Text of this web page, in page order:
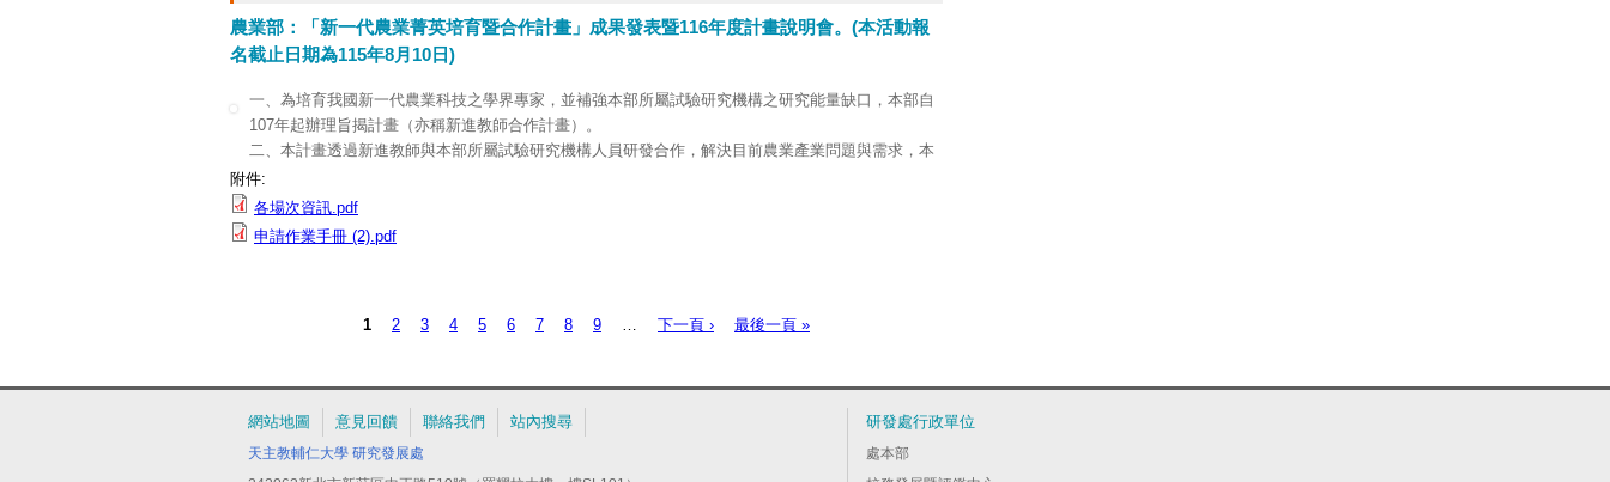
農業部：「新一代農業菁英培育暨合作計畫」成果發表暨116年度計畫說明會。(本活動報
名截止日期為115年8月10日)
一、為培育我國新一代農業科技之學界專家，並補強本部所屬試驗研究機構之研究能量缺口，本部自
107年起辦理旨揭計畫（亦稱新進教師合作計畫）。
二、本計畫透過新進教師與本部所屬試驗研究機構人員研發合作，解決目前農業產業問題與需求，本
部依116年度合作主題辦理4場次說明會，包括115年8月12日（三）水產科技、8月14日（五）農產加
值、8月17日（一）作物科技及8月21日（五）植物保護與畜產科技，各主題場次將邀請歷年參與教師
分享執行成果，並由試驗研究機構研究人員說明合作議題，藉此透過現場交流促進媒合，達成跨界跨
域合作目標，各場次說明會議程詳如附件1。
115年8月10日，報名詳情請參閱所附連結：
https://forms.gle/mPxNTAAcUyRBsJme8
附件:
各場次資訊.pdf
申請作業手冊 (2).pdf
1 2 3 4 5 6 7 8 9 下一頁 › 最後一頁 »
網站地圖 意見回饋 聯絡我們 站內搜尋
天主教輔仁大學 研究發展處
研發處行政單位
處本部